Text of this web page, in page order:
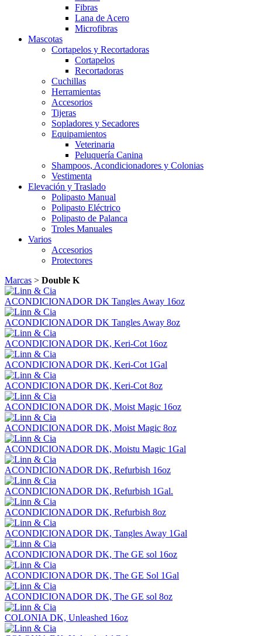
Fibras
Lana de Acero
Microfibras
Mascotas
Cortapelos y Recortadoras
Cortapelos
Recortadoras
Cuchillas
Herramientas
Accesorios
Tijeras
Sopladores y Secadores
Equipamientos
Veterinaria
Peluquería Canina
Shampoos, Acondicionadores y Colonias
Vestimenta
Elevación y Traslado
Polipasto Manual
Polipasto Eléctrico
Polipasto de Palanca
Troles Manuales
Varios
Accesorios
Protectores
Marcas > Double K
ACONDICIONADOR DK Tangles Away 16oz
ACONDICIONADOR DK Tangles Away 8oz
ACONDICIONADOR DK, Keri-Cot 16oz
ACONDICIONADOR DK, Keri-Cot 1Gal
ACONDICIONADOR DK, Keri-Cot 8oz
ACONDICIONADOR DK, Moist Magic 16oz
ACONDICIONADOR DK, Moist Magic 8oz
ACONDICIONADOR DK, Moistu Magic 1Gal
ACONDICIONADOR DK, Refurbish 16oz
ACONDICIONADOR DK, Refurbish 1Gal.
ACONDICIONADOR DK, Refurbish 8oz
ACONDICIONADOR DK, Tangles Away 1Gal
ACONDICIONADOR DK, The GE sol 16oz
ACONDICIONADOR DK, The GE Sol 1Gal
ACONDICIONADOR DK, The GE sol 8oz
COLONIA DK, Unleashed 16oz